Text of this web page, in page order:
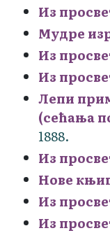
Из
Мудре
Из
Из
Лепи
(сећања
1888.
Из
Нове
Из
Из